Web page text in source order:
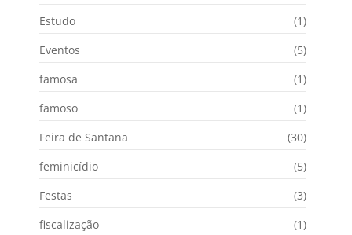
Estudo
(1)
Eventos
(5)
famosa
(1)
famoso
(1)
Feira de Santana
(30)
feminicídio
(5)
Festas
(3)
fiscalização
(1)